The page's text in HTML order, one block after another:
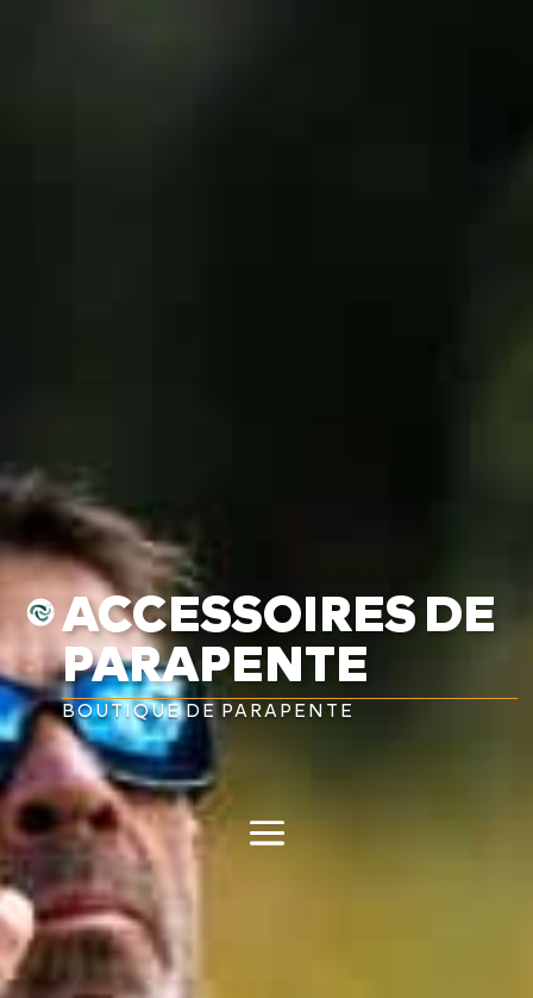
ACCESSOIRES DE
PARAPENTE
BOUTIQUE DE PARAPENTE